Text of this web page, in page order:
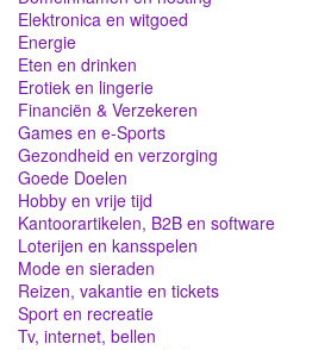
Elektronica en witgoed
Energie
Eten en drinken
Erotiek en lingerie
Financiën & Verzekeren
Games en e-Sports
Gezondheid en verzorging
Goede Doelen
Hobby en vrije tijd
Kantoorartikelen, B2B en software
Loterijen en kansspelen
Mode en sieraden
Reizen, vakantie en tickets
Sport en recreatie
Tv, internet, bellen